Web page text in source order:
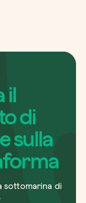
il
di
sulla
sottomarina di